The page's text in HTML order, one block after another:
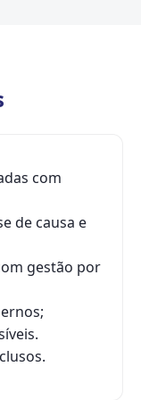
com
de causa e
gestão por